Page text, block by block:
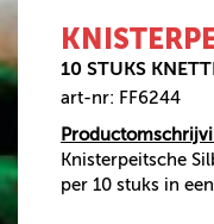
CAT.F1
BOMB BAGS
500 GRAM
AANBIEDINGEN
10 STUKS
art-nr: FF6244
Knisterpeitsche
per 10 stuks in